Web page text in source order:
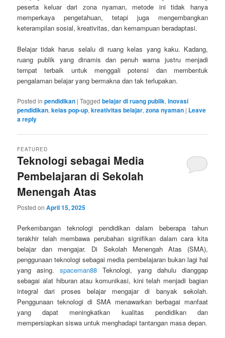
peserta keluar dari zona nyaman, metode ini tidak hanya
memperkaya pengetahuan, tetapi juga mengembangkan
keterampilan sosial, kreativitas, dan kemampuan beradaptasi.
Belajar tidak harus selalu di ruang kelas yang kaku. Kadang,
ruang publik yang dinamis dan penuh warna justru menjadi
tempat terbaik untuk menggali potensi dan membentuk
pengalaman belajar yang bermakna dan tak terlupakan.
Posted in pendidikan |Tagged belajar di ruang publik,inovasi
pendidikan,kelas pop-up,kreativitas belajar,zona nyaman | Leave
a reply
Teknologi sebagai Media
Pembelajaran di Sekolah
Menengah Atas
FEATURED
Posted onApril 15, 2025
Perkembangan teknologi pendidikan dalam beberapa tahun
terakhir telah membawa perubahan signifikan dalam cara kita
belajar dan mengajar. Di Sekolah Menengah Atas (SMA),
penggunaan teknologi sebagai media pembelajaran bukan lagi hal
yang asing.spaceman88 Teknologi, yang dahulu dianggap
sebagai alat hiburan atau komunikasi, kini telah menjadi bagian
integral dari proses belajar mengajar di banyak sekolah.
Penggunaan teknologi di SMA menawarkan berbagai manfaat
yang dapat meningkatkan kualitas pendidikan dan
mempersiapkan siswa untuk menghadapi tantangan masa depan.